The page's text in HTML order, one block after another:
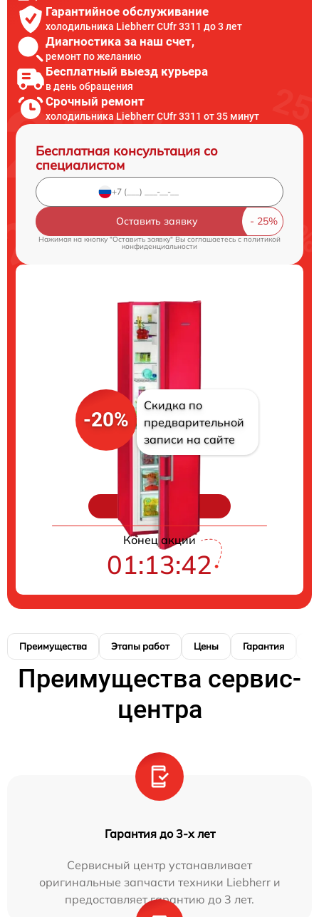
Гарантийное обслуживание
холодильника Liebherr CUfr 3311 до 3 лет
Диагностика за наш счет,
ремонт по желанию
Бесплатный выезд курьера
в день обращения
Срочный ремонт
холодильника Liebherr CUfr 3311 от 35 минут
Бесплатная консультация со
специалистом
Оставить заявку
Нажимая на кнопку "Оставить заявку" Вы соглашаетесь cполитикой
конфиденциальности
-20%
Скидка по
предварительной
записи на сайте
Цены на ремонт
Конец акции
01:13:41
Преимущества Этапы работ Цены Гарантия
Преимущества сервис-
центра
Гарантия до 3-х лет
Сервисный центр устанавливает
оригинальные запчасти техники Liebherr и
предоставляет гарантию до 3 лет.